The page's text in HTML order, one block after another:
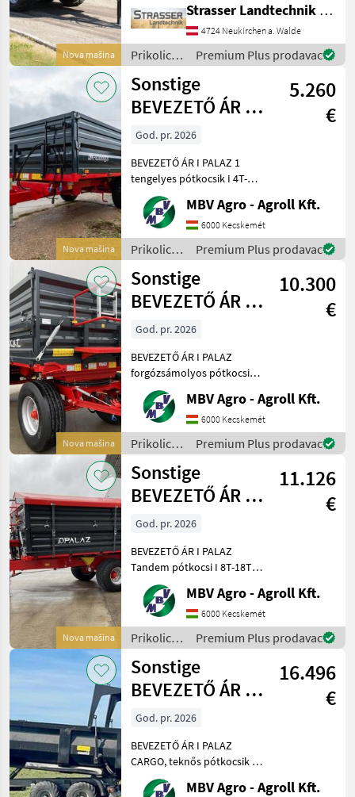
Nova mašina
doppelter Anzahl an
Versteifungen unten -
Schotterklappe 400mm
(Pendelbordwand oben mit
erhöhtem Dr
Strasser Landtechnik GmbH
4724 Neukirchen a. Walde
Prikolice i
transportna
vozila /
Pühringer
Premium Plus prodavac
Nova mašina
Sonstige
BEVEZETŐ ÁR I
PALAZ 1
tengelyes
pótkocsik I 4T-8
5.260
€
God. pr. 2026
BEVEZETŐ ÁR I PALAZ 1
tengelyes pótkocsik I 4T-8T
Ha PALAZ akkor kizárólag
az MBV AGRO! Vásároljon
közvetlenül az importőrtől,
a régió legnagyobb PALAZ
kereskedőitő
MBV Agro - Agroll Kft.
6000 Kecskemét
Prikolice i
transportna
vozila /
Sonstige
Premium Plus prodavac
Nova mašina
Sonstige
BEVEZETŐ ÁR I
PALAZ
forgózsámolyos
pótkocsik I 8
10.300
€
God. pr. 2026
BEVEZETŐ ÁR I PALAZ
forgózsámolyos pótkocsik I
8T-18T Ha PALAZ akkor
kizárólag az MBV AGRO!
Vásároljon közvetlenül az
importőrtől, a régió
legnagyobb PALAZ
keresked
MBV Agro - Agroll Kft.
6000 Kecskemét
Prikolice i
transportna
vozila /
Sonstige
Premium Plus prodavac
Nova mašina
Sonstige
BEVEZETŐ ÁR I
PALAZ Tandem
pótkocsi I 8T-18T
11.126
€
God. pr. 2026
BEVEZETŐ ÁR I PALAZ
Tandem pótkocsi I 8T-18T
Ha PALAZ akkor kizárólag
az MBV AGRO! Vásároljon
közvetlenül az importőrtől,
a régió legnagyobb PALAZ
kereskedőitől. Az
MBV Agro - Agroll Kft.
6000 Kecskemét
Prikolice i
transportna
vozila /
Sonstige
Premium Plus prodavac
Sonstige
BEVEZETŐ ÁR I
PALAZ CARGO,
teknős
pótkocsik I 1
16.496
€
God. pr. 2026
BEVEZETŐ ÁR I PALAZ
CARGO, teknős pótkocsik I
12-18T I 2 tengely Ha PALAZ
akkor kizárólag az MBVMBV Agro - Agroll Kft.